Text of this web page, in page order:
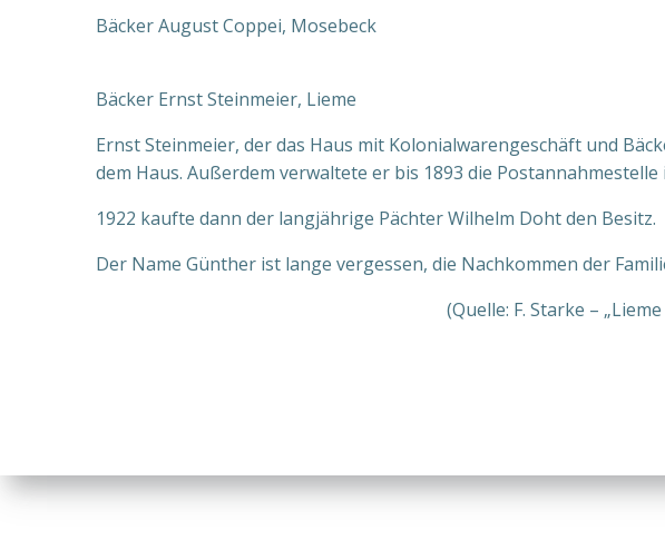
Bäcker August Coppei, Mosebeck
Bäcker Ernst Steinmeier, Lieme
Ernst Steinmeier, der das Haus mit Kolonialwarengeschäft und
dem Haus. Außerdem verwaltete er bis 1893 die Postannahmestelle
1922 kaufte dann der langjährige Pächter Wilhelm Doht den Besitz.
Der Name Günther ist lange vergessen, die Nachkommen der
(Quelle: F. Starke –